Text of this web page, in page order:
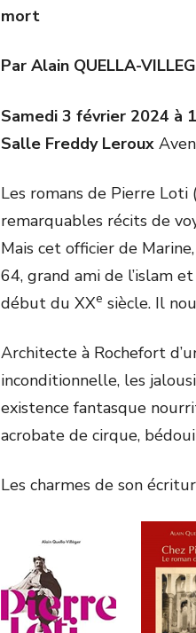
mort
Par Alain QUELLA-
Samedi 3 février 2024 à
Salle Freddy Leroux
Les romans de Pierre Loti
remarquables récits de
Mais cet officier de
64, grand ami de l’islam
début du XXe siècle. Il
Architecte à Rochefort
inconditionnelle, les
existence fantasque
acrobate de cirque,
Les charmes de son